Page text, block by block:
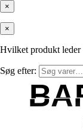
×
×
Hvilket produkt leder
Søg efter: